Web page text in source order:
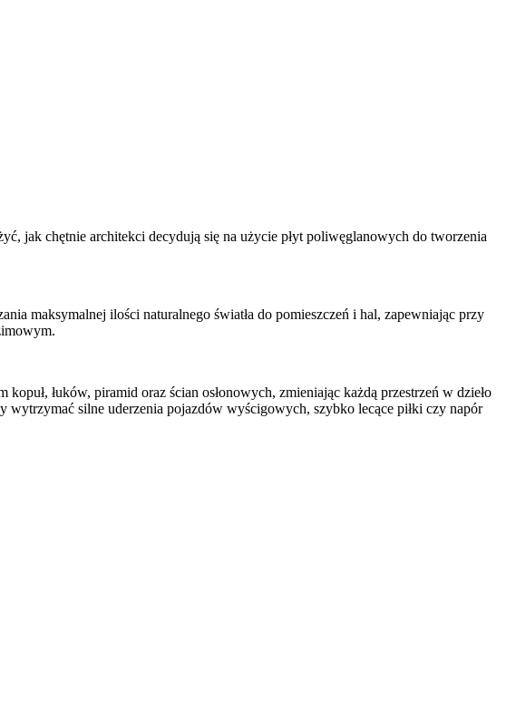
jak chętnie architekci decydują się na użycie płyt poliwęglanowych do tworzenia
maksymalnej ilości naturalnego światła do pomieszczeń i hal, zapewniając przy
łuków, piramid oraz ścian osłonowych, zmieniając każdą przestrzeń w dzieło
silne uderzenia pojazdów wyścigowych, szybko lecące piłki czy napór